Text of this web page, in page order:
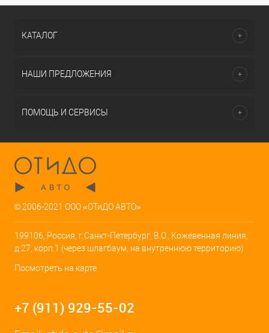
КАТАЛОГ
НАШИ ПРЕДЛОЖЕНИЯ
ПОМОЩЬ И СЕРВИСЫ
© 2006-2021 ООО «ОТиДО АВТО»
199106, Россия, г.Санкт-Петербург, В.О., Кожевенная линия,
д.27, корп.1 (через шлагбаум, на внутреннюю территорию)
Посмотреть на карте
+7 (911) 929-55-02